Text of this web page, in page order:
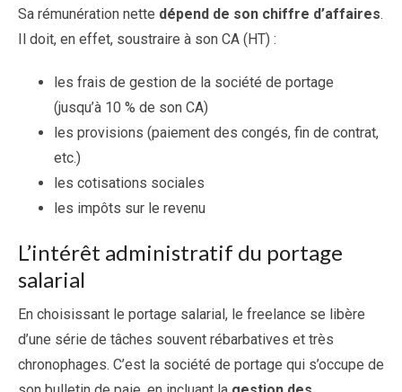
Sa rémunération nette dépend de son chiffre d’affaires.
Il doit, en effet, soustraire à son CA (HT) :
les frais de gestion de la société de portage
(jusqu’à 10 % de son CA)
les provisions (paiement des congés, fin de contrat,
etc.)
les cotisations sociales
les impôts sur le revenu
L’intérêt administratif du portage
salarial
En choisissant le portage salarial, le freelance se libère
d’une série de tâches souvent rébarbatives et très
chronophages. C’est la société de portage qui s’occupe de